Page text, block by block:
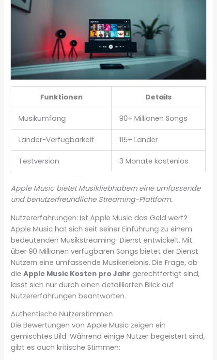
Funktionen Details
Musikumfang 90+ Millionen Songs
Länder-Verfügbarkeit 115+ Länder
Testversion 3 Monate kostenlos
Apple Music bietet Musikliebhabern eine umfassende
und benutzerfreundliche Streaming-Plattform.
Nutzererfahrungen: Ist Apple Music das Geld wert?
Apple Music hat sich seit seiner Einführung zu einem
bedeutenden Musikstreaming-Dienst entwickelt. Mit
über 90 Millionen verfügbaren Songs bietet der Dienst
Nutzern eine umfassende Musikerlebnis. Die Frage, ob
dieApple Music Kosten pro Jahr gerechtfertigt sind,
lässt sich nur durch einen detaillierten Blick auf
Nutzererfahrungen beantworten.
Authentische Nutzerstimmen
Die Bewertungen von Apple Music zeigen ein
gemischtes Bild. Während einige Nutzer begeistert sind,
gibt es auch kritische Stimmen: